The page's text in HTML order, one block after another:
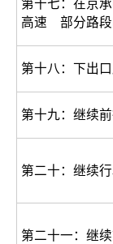
第十七：在京
高速 部分路段
第十八：下出
第十九：继续
第二十：继续
第二十一：继